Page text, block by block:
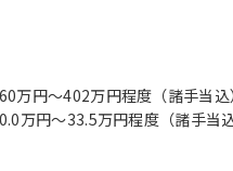
万円〜402万円程度（諸手当込
万円〜33.5万円程度（諸手当込